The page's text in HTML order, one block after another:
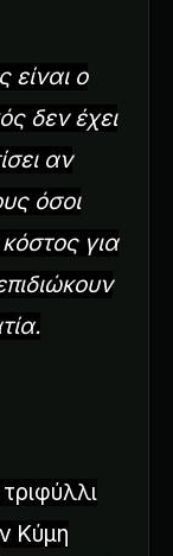
ο
δεν έχει
αν
όσοι
για
Κύμη